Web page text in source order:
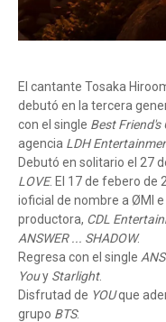
El cantante Tosaka
debutó en la tercera
con el single Best Friend's
agencia LDH
Debutó en solitario el 27
LOVE. El 17 de febero de
ioficial de nombre a ØMI
productora, CDL
ANSWER ... SHADOW.
Regresa con el single
Youy Starlight.
Disfrutad de YOUque
grupo BTS: